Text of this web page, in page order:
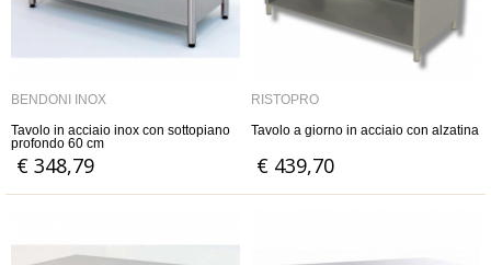
BENDONI INOX
Tavolo in acciaio inox con sottopiano
profondo 60 cm
€ 348,79
RISTOPRO
Tavolo a giorno in acciaio con alzatina
€ 439,70